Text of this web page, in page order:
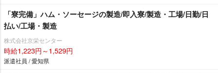
「寮完備」ハム・ソーセージの製造/即入寮/製造・工場/日勤/日
払い/工場・製造
株式会社京栄センター
時給1,223円～1,529円
派遣社員 / 愛知県